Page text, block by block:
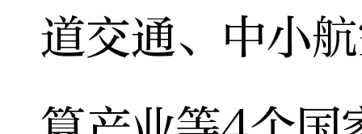
道交通、中小